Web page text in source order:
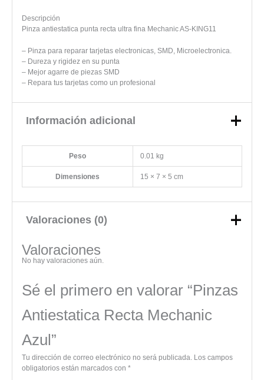
Descripción
Pinza antiestatica punta recta ultra fina Mechanic AS-KING11
– Pinza para reparar tarjetas electronicas, SMD, Microelectronica.
– Dureza y rigidez en su punta
– Mejor agarre de piezas SMD
– Repara tus tarjetas como un profesional
Información adicional
Peso 0.01 kg
Dimensiones 15 × 7 × 5 cm
Valoraciones (0)
Valoraciones
No hay valoraciones aún.
Sé el primero en valorar “Pinzas
Antiestatica Recta Mechanic
Azul”
Tu dirección de correo electrónico no será publicada. Los campos
obligatorios están marcados con *